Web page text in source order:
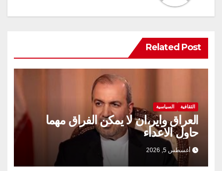
Related Post
الثقافية السياسية
العراق واير،ان لا يمكن الفراق مهما
حاول الاعداء
أغسطس 5, 2026